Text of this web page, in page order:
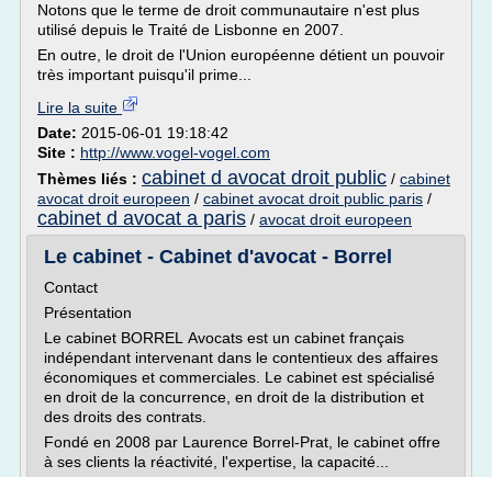
Notons que le terme de droit communautaire n'est plus
utilisé depuis le Traité de Lisbonne en 2007.
En outre, le droit de l'Union européenne détient un pouvoir
très important puisqu'il prime...
Lire la suite
Date: 2015-06-01 19:18:42
Site : http://www.vogel-vogel.com
Thèmes liés : cabinet d avocat droit public / cabinet
avocat droit europeen / cabinet avocat droit public paris /
cabinet d avocat a paris / avocat droit europeen
Le cabinet - Cabinet d'avocat - Borrel
Contact
Présentation
Le cabinet BORREL Avocats est un cabinet français
indépendant intervenant dans le contentieux des affaires
économiques et commerciales. Le cabinet est spécialisé
en droit de la concurrence, en droit de la distribution et
des droits des contrats.
Fondé en 2008 par Laurence Borrel-Prat, le cabinet offre
à ses clients la réactivité, l'expertise, la capacité...